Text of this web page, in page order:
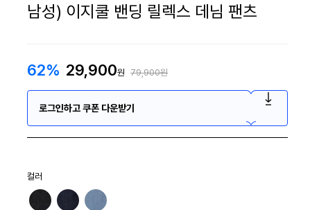
남성) 이지쿨 밴딩 릴렉스 데님 팬츠
62% 29,900원 79,900원
로그인하고 쿠폰 다운받기
컬러